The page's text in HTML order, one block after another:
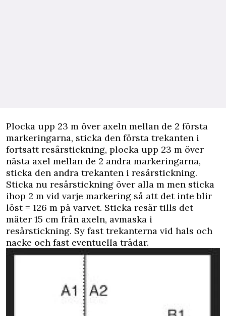
Plocka upp 23 m över axeln mellan de 2 första
markeringarna, sticka den första trekanten i
fortsatt resårstickning, plocka upp 23 m över
nästa axel mellan de 2 andra markeringarna,
sticka den andra trekanten i resårstickning.
Sticka nu resårstickning över alla m men sticka
ihop 2 m vid varje markering så att det inte blir
löst = 126 m på varvet. Sticka resår tills det
mäter 15 cm från axeln, avmaska i
resårstickning. Sy fast trekanterna vid hals och
nacke och fast eventuella trådar.